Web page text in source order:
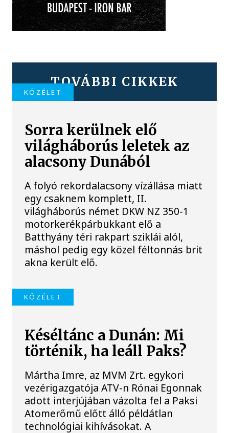
TOVÁBBI CIKKEK
KÖZÉLET
Sorra kerülnek elő
világháborús leletek az
alacsony Dunából
A folyó rekordalacsony vízállása miatt
egy csaknem komplett, II.
világháborús német DKW NZ 350-1
motorkerékpárbukkant elő a
Batthyány téri rakpart sziklái alól,
máshol pedig egy közel féltonnás brit
akna került elő.
KÖZÉLET
Késéltánc a Dunán: Mi
történik, ha leáll Paks?
Mártha Imre, az MVM Zrt. egykori
vezérigazgatója ATV-n Rónai Egonnak
adott interjújában vázolta fel a Paksi
Atomerőmű előtt álló példátlan
technológiai kihívásokat. A